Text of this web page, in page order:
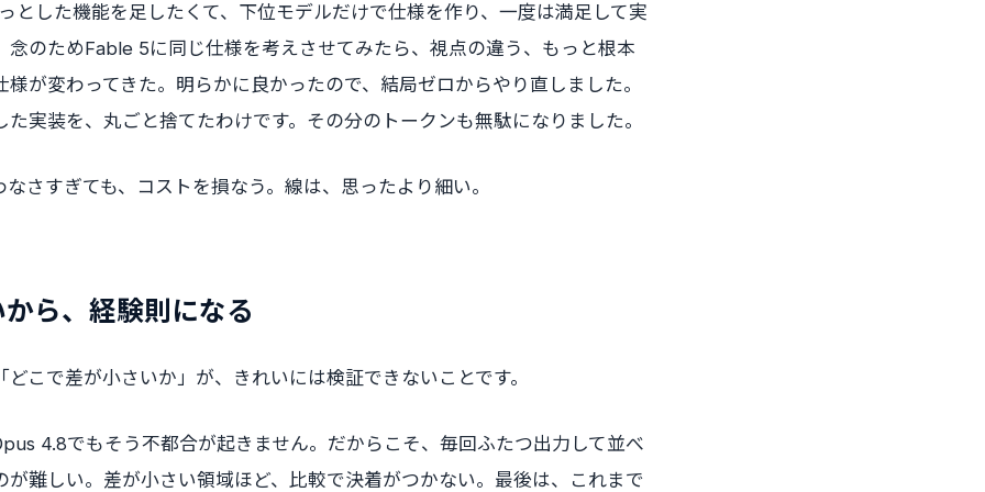
とした機能を足したくて、下位モデルだけで仕様を作り、一度は満足して実
念のためFable 5に同じ仕様を考えさせてみたら、視点の違う、もっと根本
が変わってきた。明らかに良かったので、結局ゼロからやり直しました。
実装を、丸ごと捨てたわけです。その分のトークンも無駄になりました。
さすぎても、コストを損なう。線は、思ったより細い。
ら、経験則になる
こで差が小さいか」が、きれいには検証できないことです。
4.8でもそう不都合が起きません。だからこそ、毎回ふたつ出力して並べ
が難しい。差が小さい領域ほど、比較で決着がつかない。最後は、これまで